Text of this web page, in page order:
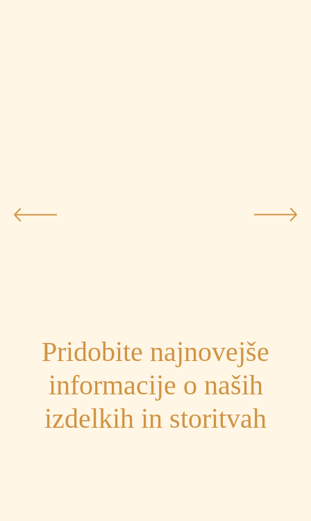
Pridobite najnovejše
informacije o naših
izdelkih in storitvah